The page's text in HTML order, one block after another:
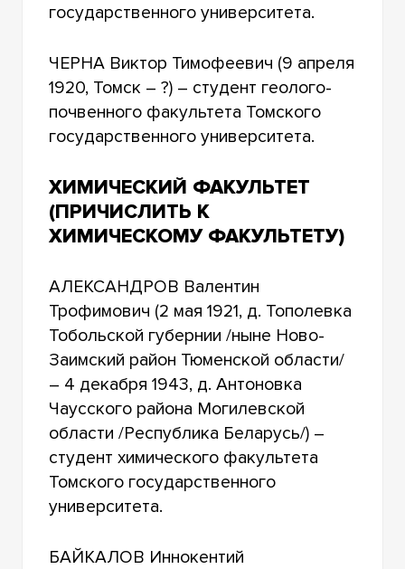
государственного университета.
ЧЕРНА Виктор Тимофеевич (9 апреля
1920, Томск – ?) – студент геолого-
почвенного факультета Томского
государственного университета.
ХИМИЧЕСКИЙ ФАКУЛЬТЕТ
(ПРИЧИСЛИТЬ К
ХИМИЧЕСКОМУ ФАКУЛЬТЕТУ)
АЛЕКСАНДРОВ Валентин
Трофимович (2 мая 1921, д. Тополевка
Тобольской губернии /ныне Ново-
Заимский район Тюменской области/
– 4 декабря 1943, д. Антоновка
Чаусского района Могилевской
области /Республика Беларусь/) –
студент химического факультета
Томского государственного
университета.
БАЙКАЛОВ Иннокентий